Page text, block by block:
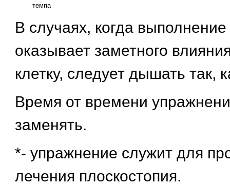
темпа
В случаях, когда
оказывает заметного
клетку, следует дышать так,
Время от времени
заменять.
*- упражнение служит для
лечения плоскостопия.